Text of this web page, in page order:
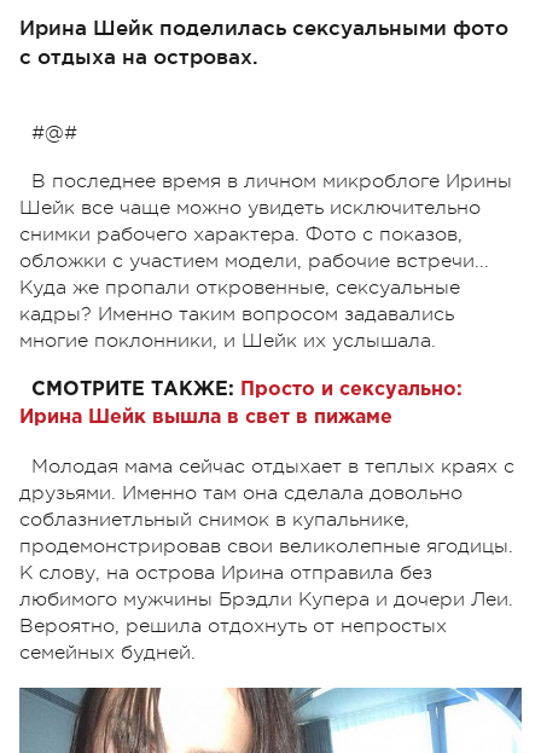
Ирина Шейк поделилась сексуальными фото
с отдыха на островах.
#@#
В последнее время в личном микроблоге Ирины
Шейк все чаще можно увидеть исключительно
снимки рабочего характера. Фото с показов,
обложки с участием модели, рабочие встречи...
Куда же пропали откровенные, сексуальные
кадры? Именно таким вопросом задавались
многие поклонники, и Шейк их услышала.
СМОТРИТЕ ТАКЖЕ:
Просто и сексуально:
Ирина Шейк вышла в свет в пижаме
Молодая мама сейчас отдыхает в теплых краях с
друзьями. Именно там она сделала довольно
соблазниетльный снимок в купальнике,
продемонстрировав свои великолепные ягодицы.
К слову, на острова Ирина отправила без
любимого мужчины Брэдли Купера и дочери Леи.
Вероятно, решила отдохнуть от непростых
семейных будней.